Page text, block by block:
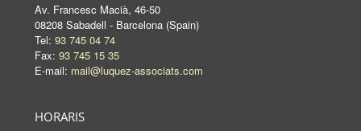
Av. Francesc Macià, 46-50
08208 Sabadell - Barcelona (Spain)
Tel: 93 745 04 74
Fax: 93 745 15 35
E-mail: mail@luquez-associats.com
HORARIS